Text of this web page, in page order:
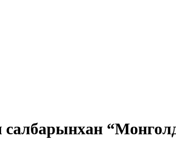
салбарынхан